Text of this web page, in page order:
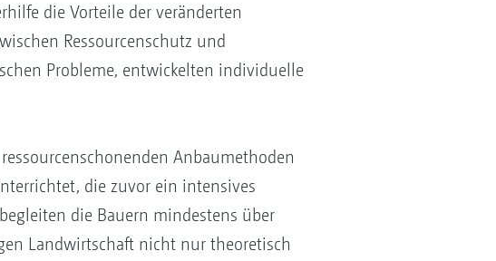
die Vorteile der veränderten
Ressourcenschutz und
Probleme, entwickelten individuelle
Anbaumethoden
die zuvor ein intensives
die Bauern mindestens über
Landwirtschaft nicht nur theoretisch